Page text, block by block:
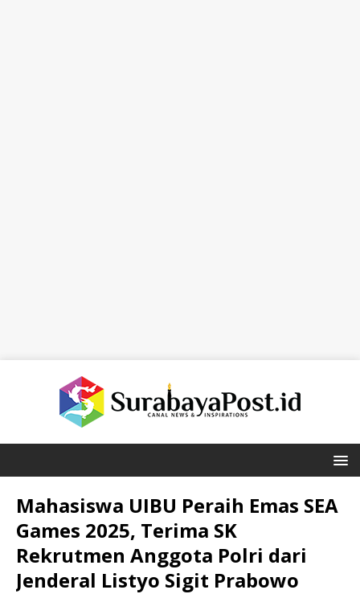
Mahasiswa UIBU Peraih Emas SEA
Games 2025, Terima SK
Rekrutmen Anggota Polri dari
Jenderal Listyo Sigit Prabowo